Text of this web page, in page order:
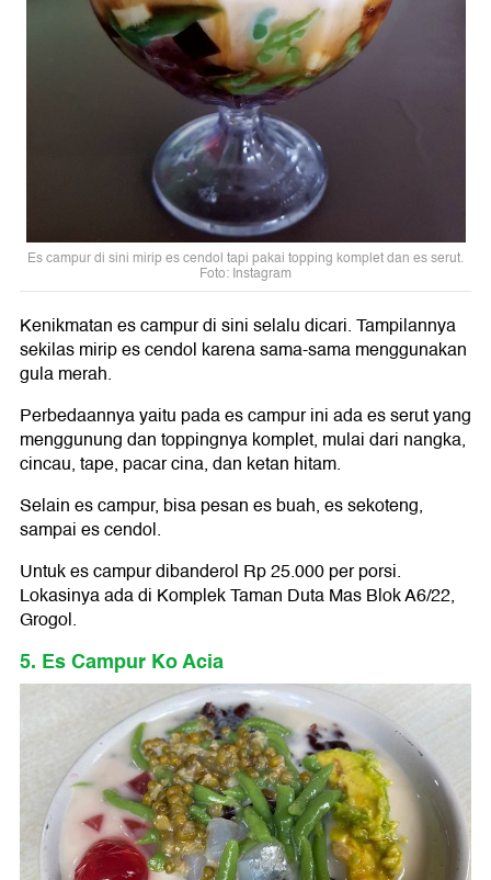
Es campur di sini mirip es cendol tapi pakai topping komplet dan es serut.
Foto: Instagram
Kenikmatan es campur di sini selalu dicari. Tampilannya
sekilas mirip es cendol karena sama-sama menggunakan
gula merah.
Perbedaannya yaitu pada es campur ini ada es serut yang
menggunung dan toppingnya komplet, mulai dari nangka,
cincau, tape, pacar cina, dan ketan hitam.
Selain es campur, bisa pesan es buah, es sekoteng,
sampai es cendol.
Untuk es campur dibanderol Rp 25.000 per porsi.
Lokasinya ada di Komplek Taman Duta Mas Blok A6/22,
Grogol.
5. Es Campur Ko Acia